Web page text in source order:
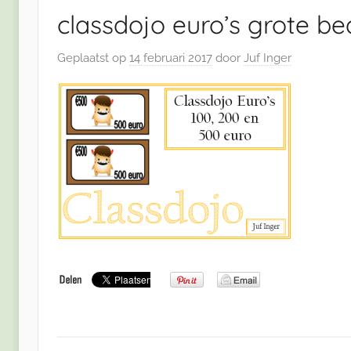
classdojo euro’s grote
Geplaatst op 14 februari 2017 door Juf Inger